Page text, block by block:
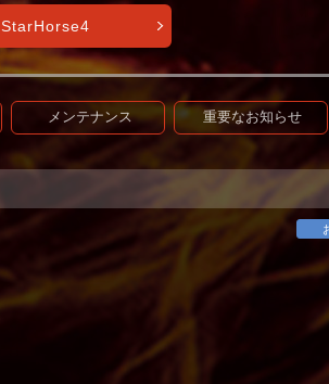
StarHorse4
メンテナンス 重要なお知らせ